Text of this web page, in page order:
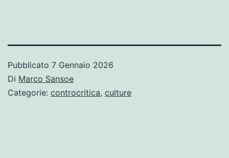
Pubblicato 7 Gennaio 2026
Di Marco Sansoe
Categorie: controcritica, culture